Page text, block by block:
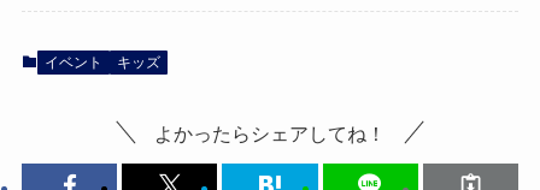
イベント キッズ
よかったらシェアしてね！